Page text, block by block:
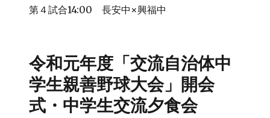
第４試合14:00 長安中×興福中
令和元年度「交流自治体中
学生親善野球大会」開会
式・中学生交流夕食会